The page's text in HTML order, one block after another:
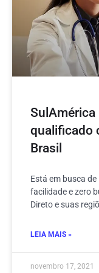
qualificado
Brasil
Está em busca
facilidade e zero
Direto e suas
LEIA MAIS »
novembro 17, 2021